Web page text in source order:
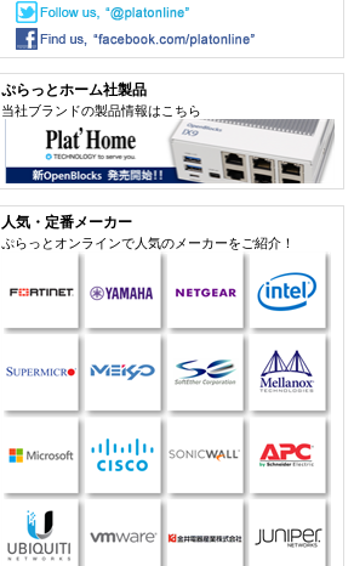
ぷらっとホーム社製品
当社ブランドの製品情報はこちら
人気・定番メーカー
ぷらっとオンラインで人気のメーカーをご紹介！